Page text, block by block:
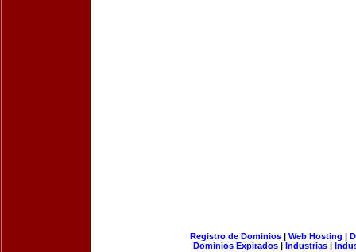
Registro de Dominios| Web Hosting |
Dominios Expirados | Industrias |